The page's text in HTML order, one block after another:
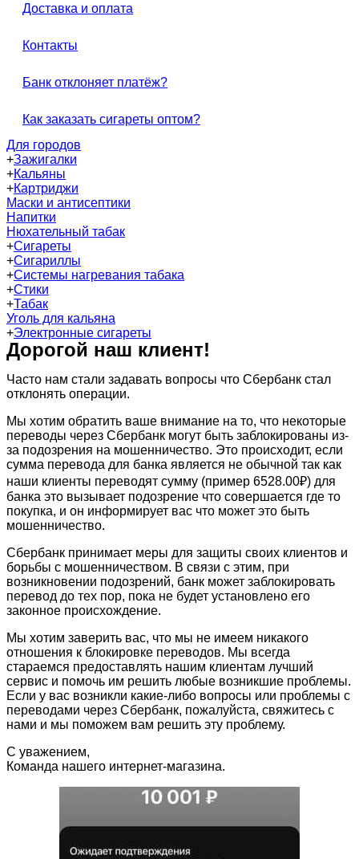
Доставка и оплата
Контакты
Банк отклоняет платёж?
Как заказать сигареты оптом?
Для городов
+Зажигалки
+Кальяны
+Картриджи
Маски и антисептики
Напитки
Нюхательный табак
+Сигареты
+Сигариллы
+Системы нагревания табака
+Стики
+Табак
Уголь для кальяна
+Электронные сигареты
Дорогой наш клиент!
Часто нам стали задавать вопросы что Сбербанк стал
отклонять операции.
Мы хотим обратить ваше внимание на то, что некоторые
переводы через Сбербанк могут быть заблокированы из-
за подозрения на мошенничество. Это происходит, если
сумма перевода для банка является не обычной так как
наши клиенты переводят сумму (пример 6528.00₽) для
банка это вызывает подозрение что совершается где то
покупка, и он информирует вас что может это быть
мошенничество.
Сбербанк принимает меры для защиты своих клиентов и
борьбы с мошенничеством. В связи с этим, при
возникновении подозрений, банк может заблокировать
перевод до тех пор, пока не будет установлено его
законное происхождение.
Мы хотим заверить вас, что мы не имеем никакого
отношения к блокировке переводов. Мы всегда
стараемся предоставлять нашим клиентам лучший
сервис и помочь им решить любые возникшие проблемы.
Если у вас возникли какие-либо вопросы или проблемы с
переводами через Сбербанк, пожалуйста, свяжитесь с
нами и мы поможем вам решить эту проблему.
С уважением,
Команда нашего интернет-магазина.